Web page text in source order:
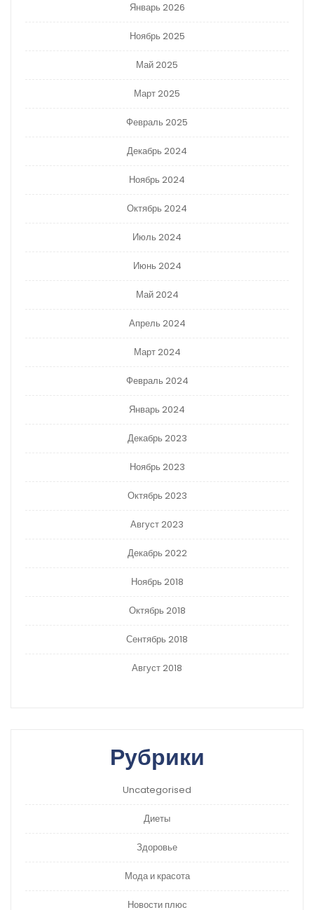
Январь 2026
Ноябрь 2025
Май 2025
Март 2025
Февраль 2025
Декабрь 2024
Ноябрь 2024
Октябрь 2024
Июль 2024
Июнь 2024
Май 2024
Апрель 2024
Март 2024
Февраль 2024
Январь 2024
Декабрь 2023
Ноябрь 2023
Октябрь 2023
Август 2023
Декабрь 2022
Ноябрь 2018
Октябрь 2018
Сентябрь 2018
Август 2018
Рубрики
Uncategorised
Диеты
Здоровье
Мода и красота
Новости плюс